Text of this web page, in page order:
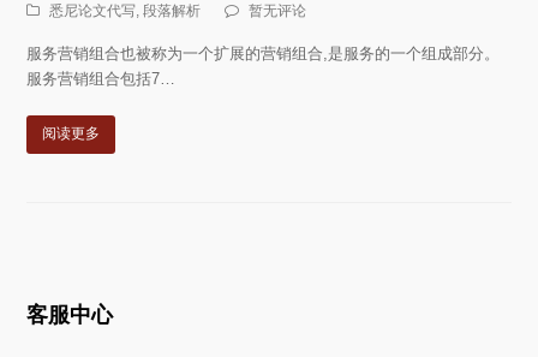
悉尼论文代写 段落解析 暂无评论
服务营销组合也被称为一个扩展的营销组合,是服务的一个组成部分。
服务营销组合包括7…
阅读更多
客服中心